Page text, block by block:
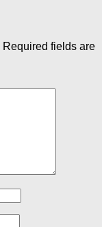
Required fields are